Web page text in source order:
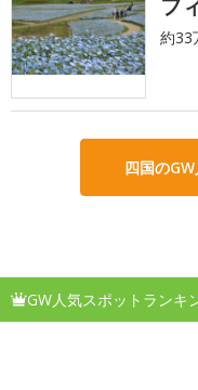
約33
四国の
GW人気スポットランキ